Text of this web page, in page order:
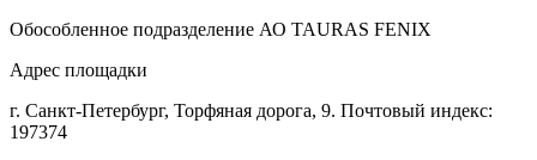
Обособленное подразделение АО TAURAS FENIX
Адрес площадки
г. Санкт-Петербург, Торфяная дорога, 9. Почтовый индекс:
197374